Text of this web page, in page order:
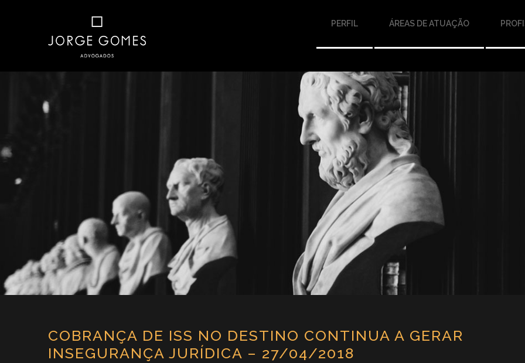
PERFIL ÁREAS DE ATUAÇÃO
COBRANÇA DE ISS NO DESTINO CONTINUA A GERAR
INSEGURANÇA JURÍDICA – 27/04/2018